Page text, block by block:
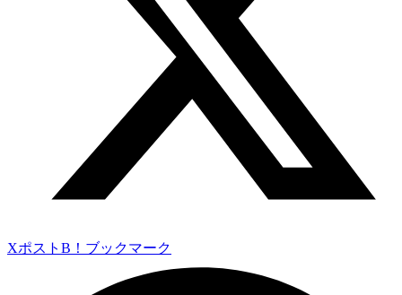
Xポスト B！ブックマーク